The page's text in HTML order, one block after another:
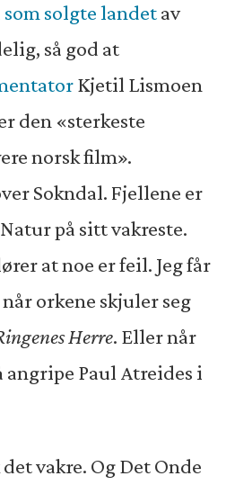
som solgte landetav
så god at
Kjetil Lismoen
den «sterkeste
norsk film».
Sokndal. Fjellene er
på sitt vakreste.
at noe er feil. Jeg får
orkene skjuler seg
Herre. Eller når
angripe Paul Atreides i
vakre. Og Det Onde